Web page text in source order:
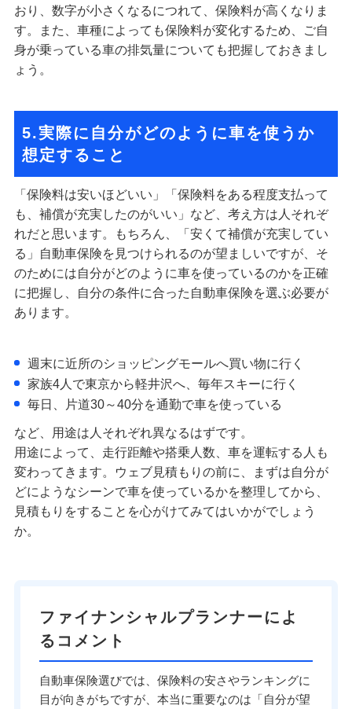
おり、数字が小さくなるにつれて、保険料が高くなりま
す。また、車種によっても保険料が変化するため、ご自
身が乗っている車の排気量についても把握しておきまし
ょう。
5.実際に自分がどのように車を使うか
想定すること
「保険料は安いほどいい」「保険料をある程度支払って
も、補償が充実したのがいい」など、考え方は人それぞ
れだと思います。もちろん、「安くて補償が充実してい
る」自動車保険を見つけられるのが望ましいですが、そ
のためには自分がどのように車を使っているのかを正確
に把握し、自分の条件に合った自動車保険を選ぶ必要が
あります。
週末に近所のショッピングモールへ買い物に行く
家族4人で東京から軽井沢へ、毎年スキーに行く
毎日、片道30～40分を通勤で車を使っている
など、用途は人それぞれ異なるはずです。
用途によって、走行距離や搭乗人数、車を運転する人も
変わってきます。ウェブ見積もりの前に、まずは自分が
どにようなシーンで車を使っているかを整理してから、
見積もりをすることを心がけてみてはいかがでしょう
か。
ファイナンシャルプランナーによ
るコメント
自動車保険選びでは、保険料の安さやランキングに
目が向きがちですが、本当に重要なのは「自分が望